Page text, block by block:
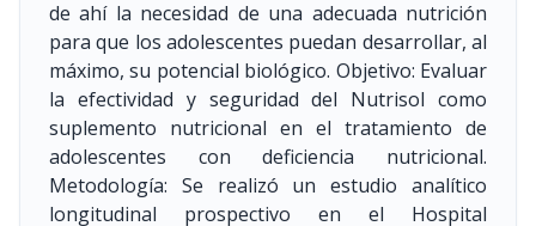
de ahí la necesidad de una adecuada nutrición
para que los adolescentes puedan desarrollar, al
máximo, su potencial biológico. Objetivo: Evaluar
la efectividad y seguridad del Nutrisol como
suplemento nutricional en el tratamiento de
adolescentes con deficiencia nutricional.
Metodología: Se realizó un estudio analítico
longitudinal prospectivo en el Hospital